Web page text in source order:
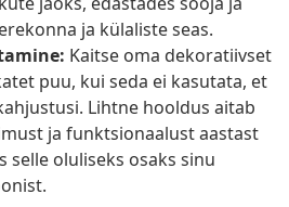
ja külaliste seas.
Kaitse oma dekoratiivset
puu, kui seda ei kasutata, et
Lihtne hooldus aitab
ja funktsionaalust aastast
selle oluliseks osaks sinu